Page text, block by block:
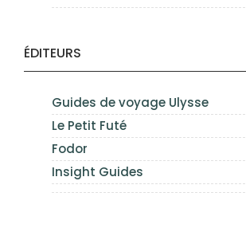
ÉDITEURS
Guides de voyage Ulysse
Le Petit Futé
Fodor
Insight Guides